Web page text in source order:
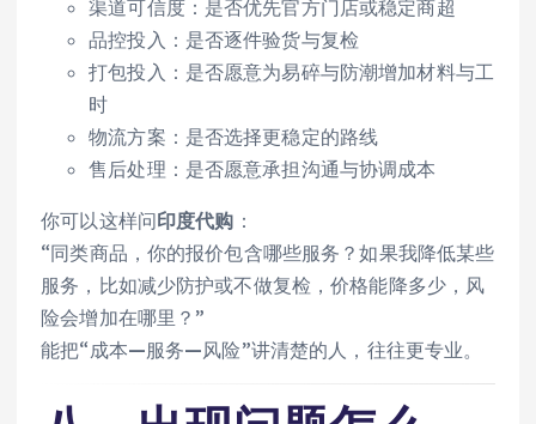
渠道可信度：是否优先官方门店或稳定商超
品控投入：是否逐件验货与复检
打包投入：是否愿意为易碎与防潮增加材料与工
时
物流方案：是否选择更稳定的路线
售后处理：是否愿意承担沟通与协调成本
你可以这样问印度代购 ：
“同类商品，你的报价包含哪些服务？如果我降低某些
服务，比如减少防护或不做复检，价格能降多少，风
险会增加在哪里？”
能把“成本—服务—风险”讲清楚的人，往往更专业。